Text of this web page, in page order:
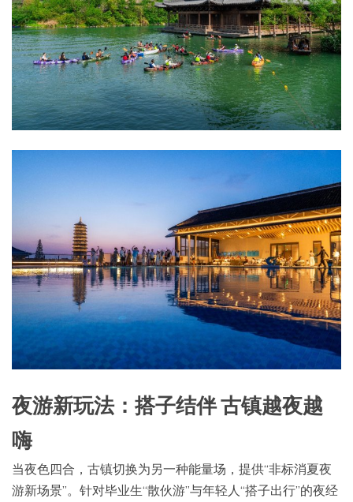
夜游新玩法：搭子结伴 古镇越夜越
嗨
当夜色四合，古镇切换为另一种能量场，提供“非标消夏夜
游新场景”。针对毕业生“散伙游”与年轻人“搭子出行”的夜经